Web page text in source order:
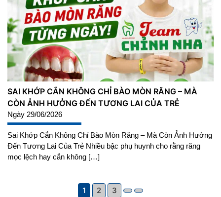
SAI KHỚP CẮN KHÔNG CHỈ BÀO MÒN RĂNG – MÀ
CÒN ẢNH HƯỞNG ĐẾN TƯƠNG LAI CỦA TRẺ
Ngày 29/06/2026
Sai Khớp Cắn Không Chỉ Bào Mòn Răng – Mà Còn Ảnh Hưởng
Đến Tương Lai Của Trẻ Nhiều bậc phụ huynh cho rằng răng
mọc lệch hay cắn không […]
1 2 3